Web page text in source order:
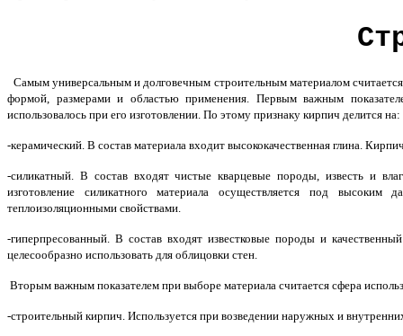
Самым универсальным и долговечным строительным материалом
формой, размерами и областью применения. Первым важным
использовалось при его изготовлении. По этому признаку кирпич делится на:
-керамический. В состав материала входит высококачественная глина.
-силикатный. В состав входят чистые кварцевые породы, известь и
изготовление силикатного материала осуществляется под
теплоизоляционными свойствами.
-гиперпресованный. В состав входят известковые породы и
целесообразно использовать для облицовки стен.
Вторым важным показателем при выборе материала считается сфера
-строительный кирпич. Используется при возведении наружных и